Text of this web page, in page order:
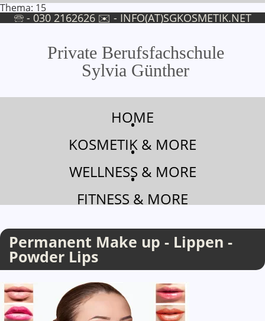
Thema: 15
🕾 - 030 2162626 ✉ - INFO(AT)SGKOSMETIK.NET
Private Berufsfachschule
Sylvia Günther
HOME
•
KOSMETIK & MORE
•
WELLNESS & MORE
•
FITNESS & MORE
Permanent Make up - Lippen -
Powder Lips
Container